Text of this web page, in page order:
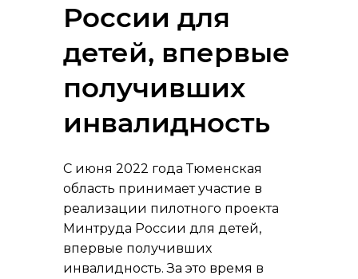
России для
детей, впервые
получивших
инвалидность
С июня 2022 года Тюменская
область принимает участие в
реализации пилотного проекта
Минтруда России для детей,
впервые получивших
инвалидность. За это время в